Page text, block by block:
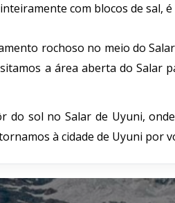
com blocos de sal, é
rochoso no meio do
a área aberta do Salar
do sol no Salar de Uyuni,
à cidade de Uyuni por